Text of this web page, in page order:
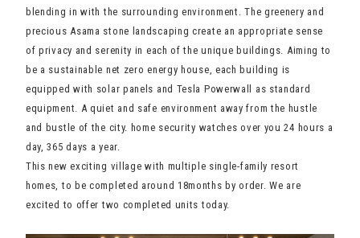
blending in with the surrounding environment. The greenery and
precious Asama stone landscaping create an appropriate sense
of privacy and serenity in each of the unique buildings. Aiming to
be a sustainable net zero energy house, each building is
equipped with solar panels and Tesla Powerwall as standard
equipment. A quiet and safe environment away from the hustle
and bustle of the city. home security watches over you 24 hours a
day, 365 days a year.
This new exciting village with multiple single-family resort
homes, to be completed around 18months by order. We are
excited to offer two completed units today.